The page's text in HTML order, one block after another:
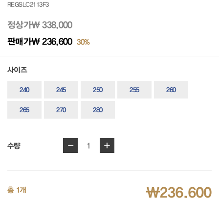
REGSLC2113F3
정상가₩ 338,000
판매가₩ 236,600 30%
사이즈
240 245 250 255 260
265 270 280
수량 - 1 +
총 1개 ₩236,600